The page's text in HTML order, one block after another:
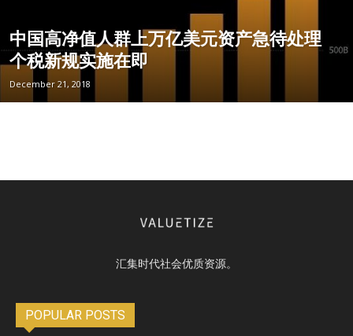
中国高净值人群上万亿美元资产急待处理
个税新规实施在即
December 21, 2018
汇集时代社会优质资源。
POPULAR POSTS